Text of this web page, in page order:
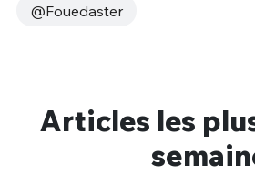
@Fouedaster
Articles les